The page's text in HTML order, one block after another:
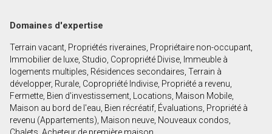
Domaines d'expertise
Terrain vacant, Propriétés riveraines, Propriétaire non-occupant,
Immobilier de luxe, Studio, Copropriété Divise, Immeuble à
logements multiples, Résidences secondaires, Terrain à
développer, Rurale, Copropriété Indivise, Propriété a revenu,
Fermette, Bien d'investissement, Locations, Maison Mobile,
Maison au bord de l'eau, Bien récréatif, Évaluations, Propriété à
revenu (Appartements), Maison neuve, Nouveaux condos,